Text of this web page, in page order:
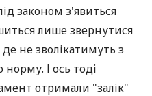
законом з'явиться
лише звернутися
не зволікатимуть з
І ось тоді
отримали "залік"